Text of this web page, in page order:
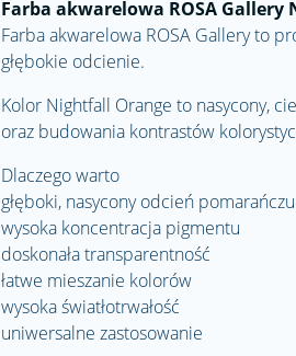
Farba akwarelowa ROSA Gallery
Farba akwarelowa ROSA Galleryto
głębokie odcienie.
Kolor Nightfall Orange to nasycony,
oraz budowania kontrastów
Dlaczego warto
głęboki, nasycony odcień pomarańczu
wysoka koncentracja pigmentu
doskonała transparentność
łatwe mieszanie kolorów
wysoka światłotrwałość
uniwersalne zastosowanie